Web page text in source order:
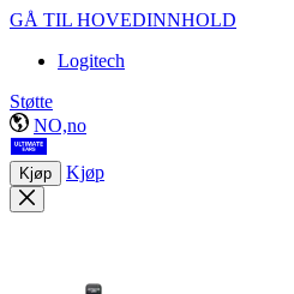
GÅ TIL HOVEDINNHOLD
Logitech
Støtte
NO,no
Kjøp Kjøp